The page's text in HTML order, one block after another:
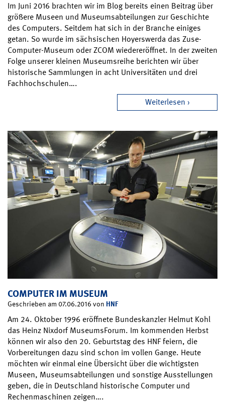
Im Juni 2016 brachten wir im Blog bereits einen Beitrag über
größere Museen und Museumsabteilungen zur Geschichte
des Computers. Seitdem hat sich in der Branche einiges
getan. So wurde im sächsischen Hoyerswerda das Zuse-
Computer-Museum oder ZCOM wiedereröffnet. In der zweiten
Folge unserer kleinen Museumsreihe berichten wir über
historische Sammlungen in acht Universitäten und drei
Fachhochschulen….
Weiterlesen
COMPUTER IM MUSEUM
Geschrieben am 07.06.2016 von HNF
Am 24. Oktober 1996 eröffnete Bundeskanzler Helmut Kohl
das Heinz Nixdorf MuseumsForum. Im kommenden Herbst
können wir also den 20. Geburtstag des HNF feiern, die
Vorbereitungen dazu sind schon im vollen Gange. Heute
möchten wir einmal eine Übersicht über die wichtigsten
Museen, Museumsabteilungen und sonstige Ausstellungen
geben, die in Deutschland historische Computer und
Rechenmaschinen zeigen….